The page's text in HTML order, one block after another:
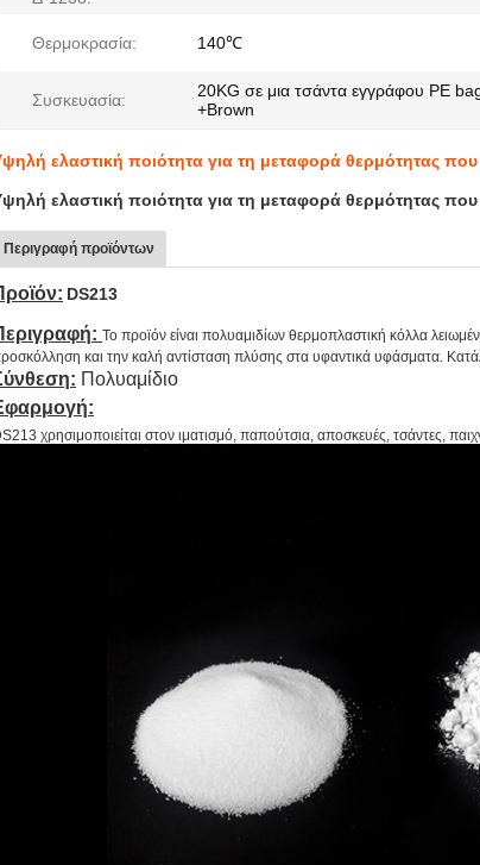
Θερμοκρασία: 140℃
Συσκευασία:
20KG σε μια τσάντα εγγράφου PE
+Brown
ελαστική ποιότητα για τη μεταφορά θερμότητας
ελαστική ποιότητα για τη μεταφορά θερμότητας
Περιγραφή προϊόντων
DS213
Το προϊόν είναι πολυαμιδίων θερμοπλαστική κόλλα
και την καλή αντίσταση πλύσης στα υφαντικά υφάσματα.
Πολυαμίδιο
χρησιμοποιείται στον ιματισμό, παπούτσια, αποσκευές, τσάντες,